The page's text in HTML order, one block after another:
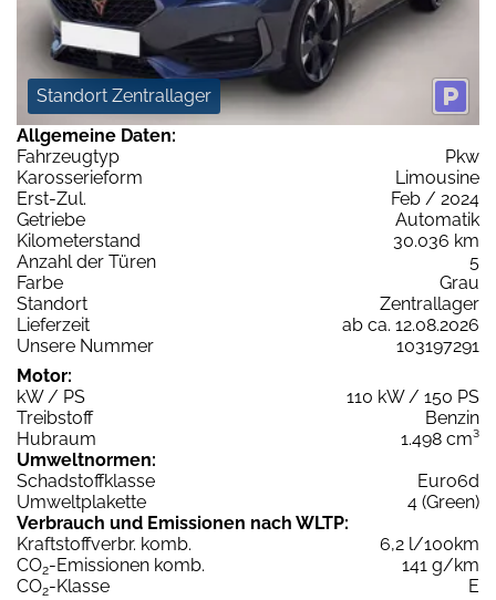
Standort Zentrallager
Allgemeine Daten:
Fahrzeugtyp
Pkw
Karosserieform
Limousine
Erst-Zul.
Feb / 2024
Getriebe
Automatik
Kilometerstand
30.036 km
Anzahl der Türen
5
Farbe
Grau
Standort
Zentrallager
Lieferzeit
ab ca. 12.08.2026
Unsere Nummer
103197291
Motor:
kW / PS
110 kW / 150 PS
Treibstoff
Benzin
Hubraum
1.498 cm³
Umweltnormen:
Schadstoffklasse
Euro6d
Umweltplakette
4 (Green)
Verbrauch und Emissionen nach WLTP:
Kraftstoffverbr. komb.
6,2 l/100km
CO2-Emissionen komb.
141 g/km
CO2-Klasse
E